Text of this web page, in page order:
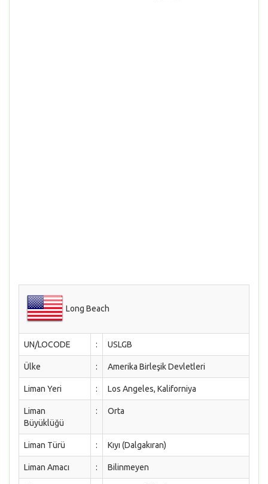
Long Beach
UN/LOCODE : USLGB
Ülke : Amerika Birleşik Devletleri
Liman Yeri : Los Angeles, Kaliforniya
Liman
Büyüklüğü
: Orta
Liman Türü : Kıyı (Dalgakıran)
Liman Amacı : Bilinmeyen